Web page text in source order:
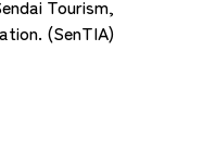
Tourism,
(SenTIA)